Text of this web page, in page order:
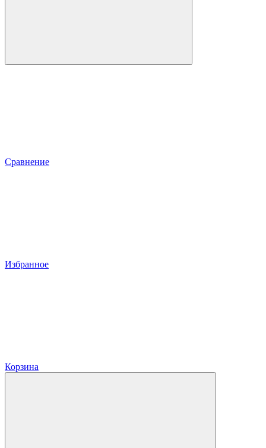
Сравнение
Избранное
Корзина